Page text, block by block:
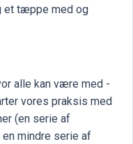
et tæppe med og
alle kan være med -
vores praksis med
(en serie af
mindre serie af